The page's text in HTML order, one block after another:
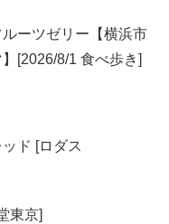
ーツゼリー【横浜市
[2026/8/1 食べ歩き]
ド [ロダス
東京]